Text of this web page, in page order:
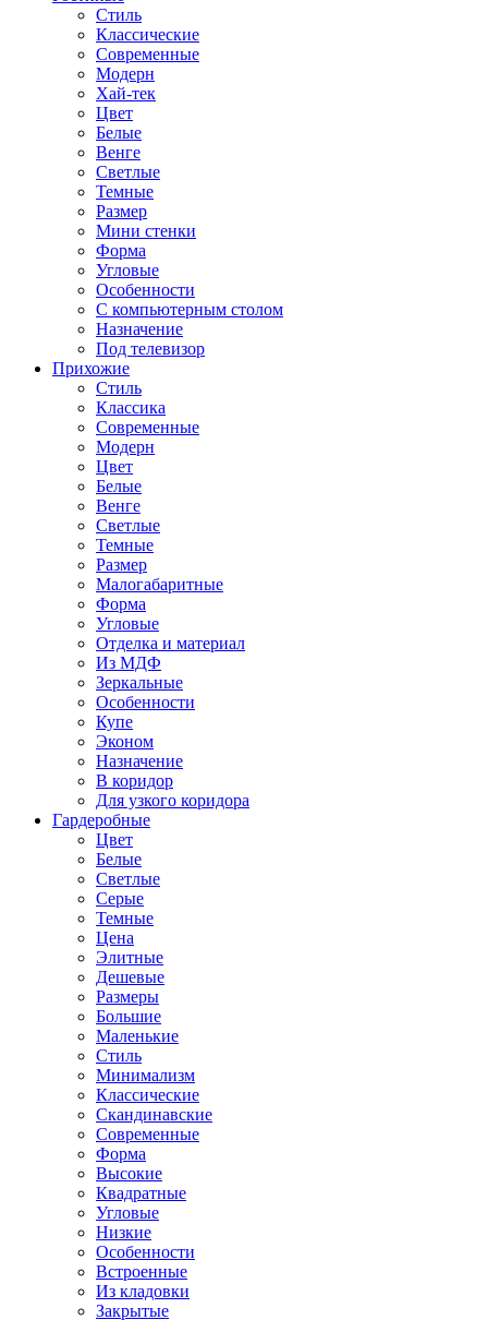
Стиль
Классические
Современные
Модерн
Хай-тек
Цвет
Белые
Венге
Светлые
Темные
Размер
Мини стенки
Форма
Угловые
Особенности
С компьютерным столом
Назначение
Под телевизор
Прихожие
Стиль
Классика
Современные
Модерн
Цвет
Белые
Венге
Светлые
Темные
Размер
Малогабаритные
Форма
Угловые
Отделка и материал
Из МДФ
Зеркальные
Особенности
Купе
Эконом
Назначение
В коридор
Для узкого коридора
Гардеробные
Цвет
Белые
Светлые
Серые
Темные
Цена
Элитные
Дешевые
Размеры
Большие
Маленькие
Стиль
Минимализм
Классические
Скандинавские
Современные
Форма
Высокие
Квадратные
Угловые
Низкие
Особенности
Встроенные
Из кладовки
Закрытые